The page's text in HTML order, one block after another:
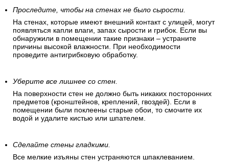
Проследите, чтобы на стенах не было сырости.
На стенах, которые имеют внешний контакт с улицей, могут
появляться капли влаги, запах сырости и грибок. Если вы
обнаружили в помещении такие признаки – устраните
причины высокой влажности. При необходимости
проведите антигрибковую обработку.
Уберите все лишнее со стен.
На поверхности стен не должно быть никаких посторонних
предметов (кронштейнов, креплений, гвоздей). Если в
помещении были поклеены старые обои, то смочите их
водой и удалите кистью или шпателем.
Сделайте стены гладкими.
Все мелкие изъяны стен устраняются шпаклеванием.